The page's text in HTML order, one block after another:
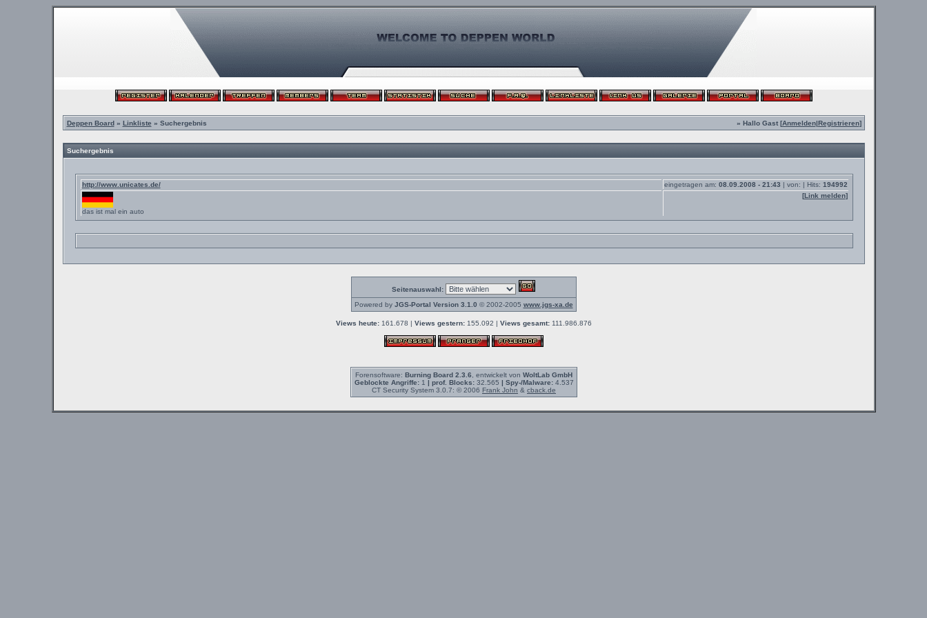
Deppen Board» Linkliste » Suchergebnis » Hallo Gast [Anmelden|Registrieren]
Suchergebnis
http://www.unicates.de/ eingetragen am: 08.09.2008 - 21:43 | von: | Hits: 194992
das ist mal ein auto
[Link melden]
Seitenauswahl:
Powered by JGS-Portal Version 3.1.0 © 2002-2005 www.jgs-xa.de
Views heute:161.678 | Views gestern:155.092 | Views gesamt:111.986.876
Forensoftware: Burning Board 2.3.6 , entwickelt von WoltLab GmbH
Geblockte Angriffe:1 | prof. Blocks:32.565 | Spy-/Malware:4.537
CT Security System 3.0.7: © 2006 Frank John & cback.de